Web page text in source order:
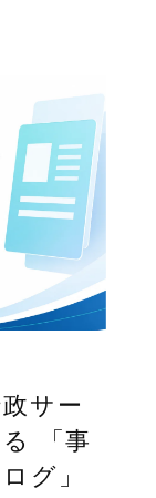
サー
「事
グ」